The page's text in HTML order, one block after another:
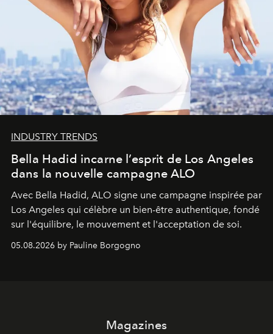
INDUSTRY TRENDS
Bella Hadid incarne l’esprit de Los Angeles
dans la nouvelle campagne ALO
Avec Bella Hadid, ALO signe une campagne inspirée par
Los Angeles qui célèbre un bien-être authentique, fondé
sur l'équilibre, le mouvement et l'acceptation de soi.
05.08.2026 by Pauline Borgogno
Magazines